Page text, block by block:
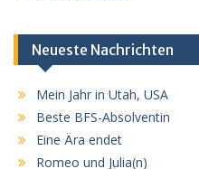
Neueste Nachrichten
Mein Jahr in Utah, USA
Beste BFS-Absolventin
Eine Ära endet
Romeo und Julia(n)